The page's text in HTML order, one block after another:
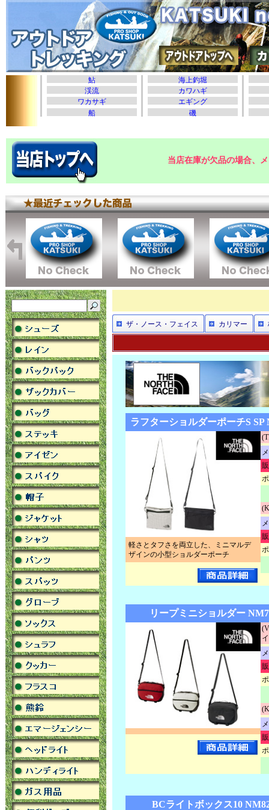
当店在庫が欠品の場合、
ザ・ノース・フェイス カリマー
ラフターショルダーポーチS SP
軽さとタフさを両立した、ミニマルデ
ザインの小型ショルダーポーチ
リープミニショルダー
BCライトボックス10